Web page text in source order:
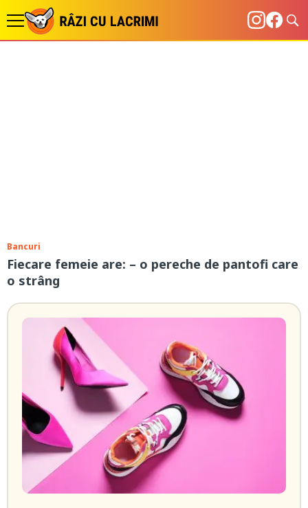
Bancuri
Fiecare femeie are: – o pereche de pantofi care
o strâng